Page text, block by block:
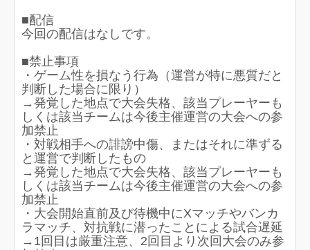
■配信
今回の配信はなしです。
■禁止事項
・ゲーム性を損なう行為（運営が特に悪質だと
判断した場合に限り）
→発覚した地点で大会失格、該当プレーヤーも
しくは該当チームは今後主催運営の大会への参
加禁止
・対戦相手への誹謗中傷、またはそれに準ずる
と運営で判断したもの
→発覚した地点で大会失格、該当プレーヤーも
しくは該当チームは今後主催運営の大会への参
加禁止
・大会開始直前及び待機中にXマッチやバンカ
ラマッチ、対抗戦に潜ったことによる試合遅延
→1回目は厳重注意、2回目より次回大会のみ参